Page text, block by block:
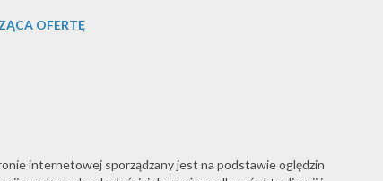
OFERTĘ
internetowej sporządzany jest na podstawie oględzin